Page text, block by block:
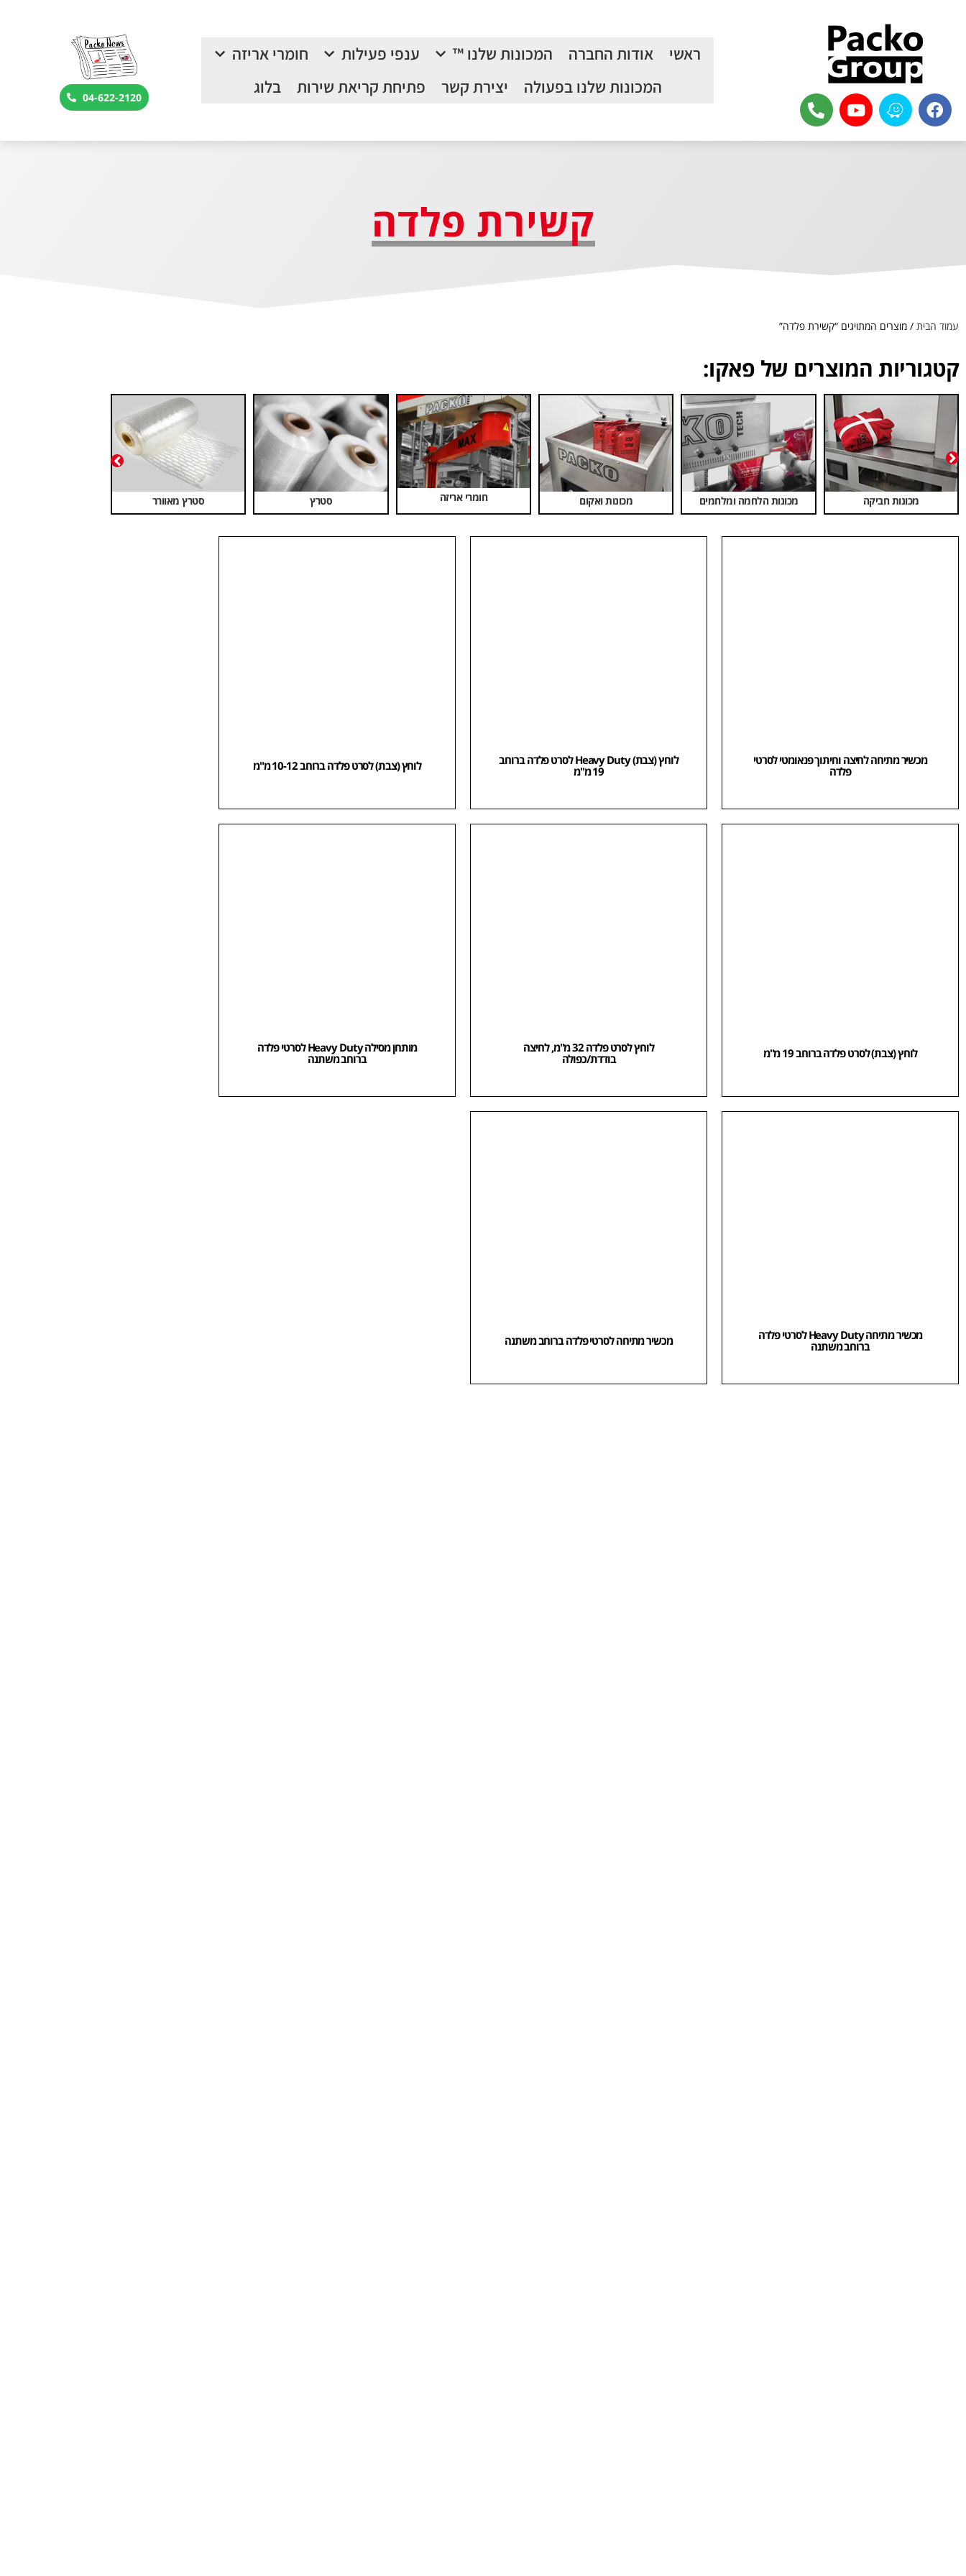
ראשי אודות החברה המכונות שלנו ™ ענפי פעילות
חומרי אריזה
המכונות שלנו בפעולה
יצירת קשר פתיחת קריאת שירות בלוג 04-622-2120
קשירת פלדה
עמוד הבית / מוצרים המתויגים “קשירת פלדה”
קטגוריות המוצרים של פאקו:
מכונות חביקה מכונות הלחמה ומלחמים מכונות ואקום חומרי אריזה סטרץ סטרץ מאוורר
מכשיר מתיחה לחיצה וחיתוך פנאומטי לסרטי
פלדה
לוחץ (צבת) Heavy Duty לסרט פלדה ברוחב
19 מ"מ
לוחץ (צבת) לסרט פלדה ברוחב 10-12 מ"מ
לוחץ (צבת) לסרט פלדה ברוחב 19 מ"מ
לוחץ לסרט פלדה 32 מ"מ, לחיצה
בודדת/כפולה
מותחן מסילה Heavy Duty לסרטי פלדה
ברוחב משתנה
מכשיר מתיחה Heavy Duty לסרטי פלדה
ברוחב משתנה
מכשיר מתיחה לסרטי פלדה ברוחב משתנה